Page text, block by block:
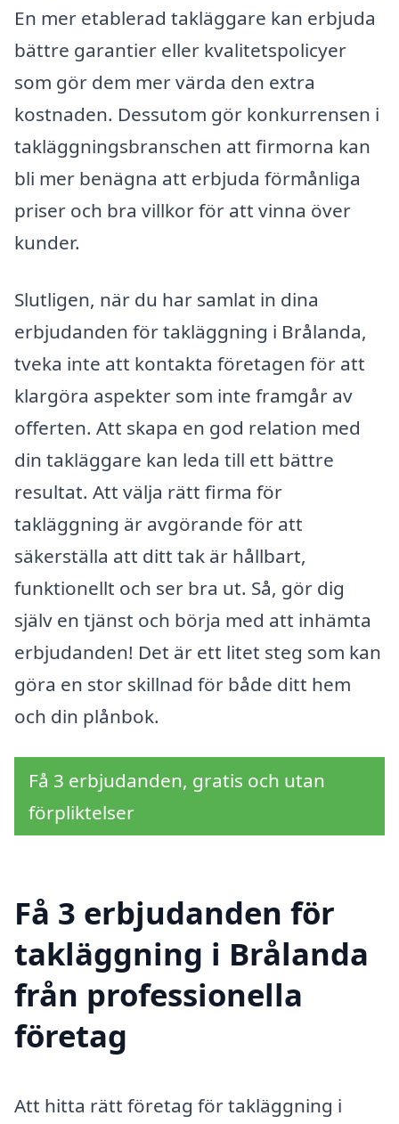
En mer etablerad takläggare kan erbjuda
bättre garantier eller kvalitetspolicyer
som gör dem mer värda den extra
kostnaden. Dessutom gör konkurrensen i
takläggningsbranschen att firmorna kan
bli mer benägna att erbjuda förmånliga
priser och bra villkor för att vinna över
kunder.
Slutligen, när du har samlat in dina
erbjudanden för takläggning i Brålanda,
tveka inte att kontakta företagen för att
klargöra aspekter som inte framgår av
offerten. Att skapa en god relation med
din takläggare kan leda till ett bättre
resultat. Att välja rätt firma för
takläggning är avgörande för att
säkerställa att ditt tak är hållbart,
funktionellt och ser bra ut. Så, gör dig
själv en tjänst och börja med att inhämta
erbjudanden! Det är ett litet steg som kan
göra en stor skillnad för både ditt hem
och din plånbok.
Få 3 erbjudanden, gratis och utan
förpliktelser
Få 3 erbjudanden för
takläggning i Brålanda
från professionella
företag
Att hitta rätt företag för takläggning i